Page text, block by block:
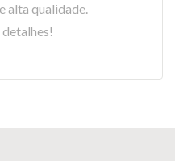
alta qualidade.